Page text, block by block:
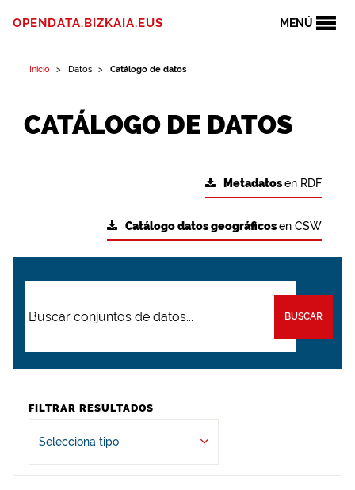
MENÚ
OPENDATA.BIZKAIA.EUS
Inicio Datos Catálogo de datos
CATÁLOGO DE DATOS
Metadatosen RDF
Catálogo datos geográficosen CSW
BUSCAR
FILTRAR RESULTADOS
Selecciona tipo